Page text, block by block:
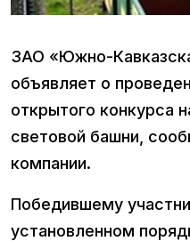
ЗАО «Южно-
объявляет о
открытого конкурса
световой башни,
компании.
Победившему
установленном